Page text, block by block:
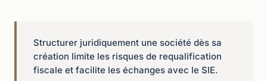
Structurer juridiquement une société dès sa
création limite les risques de requalification
fiscale et facilite les échanges avec le SIE.